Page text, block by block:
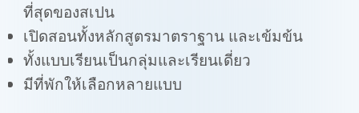
ที่สุดของสเปน
เปิดสอนทั้งหลักสูตรมาตราฐาน และเข้มข้น
ทั้งแบบเรียนเป็นกลุ่มและเรียนเดี่ยว
มีที่พักให้เลือกหลายแบบ